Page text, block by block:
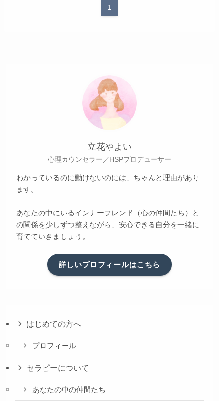
1
立花やよい
心理カウンセラー／HSPプロデューサー
わかっているのに動けないのには、ちゃんと理由があり
ます。
あなたの中にいるインナーフレンド（心の仲間たち）と
の関係を少しずつ整えながら、安心できる自分を一緒に
育てていきましょう。
詳しいプロフィールはこちら
はじめての方へ
プロフィール
セラピーについて
あなたの中の仲間たち